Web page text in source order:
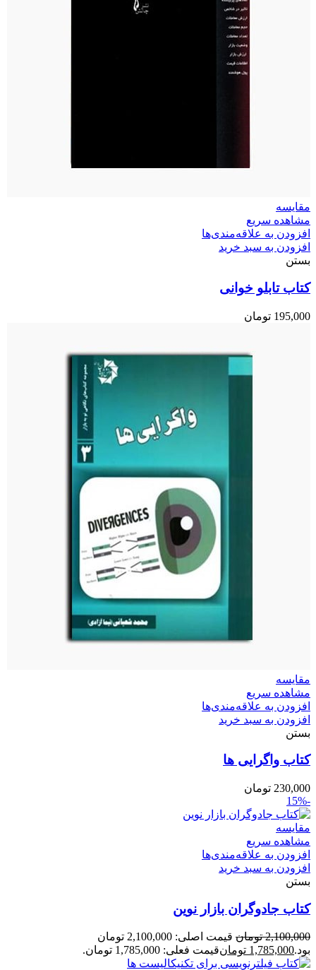
مقایسه
مشاهده سریع
افزودن به علاقه‌مندی‌ها
افزودن به سبد خرید
بستن
کتاب تابلو خوانی
195,000 تومان
مقایسه
مشاهده سریع
افزودن به علاقه‌مندی‌ها
افزودن به سبد خرید
بستن
کتاب واگرایی ها
230,000 تومان
-15%
مقایسه
مشاهده سریع
افزودن به علاقه‌مندی‌ها
افزودن به سبد خرید
بستن
کتاب جادوگران بازار نوین
2,100,000 تومان
قیمت اصلی: 2,100,000 تومان
بود.1,785,000 تومانقیمت فعلی: 1,785,000 تومان.